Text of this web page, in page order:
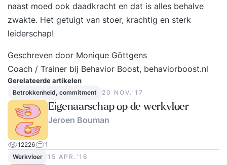
naast moed ook daadkracht en dat is alles behalve
zwakte. Het getuigt van stoer, krachtig en sterk
leiderschap!
Geschreven door Monique Göttgens
Coach / Trainer bij Behavior Boost, behaviorboost.nl
Gerelateerde artikelen
Betrokkenheid, commitment 20 NOV.‘17
Eigenaarschap op de werkvloer
Jeroen Bouman
12226
1
Werkvloer
15 APR.‘16